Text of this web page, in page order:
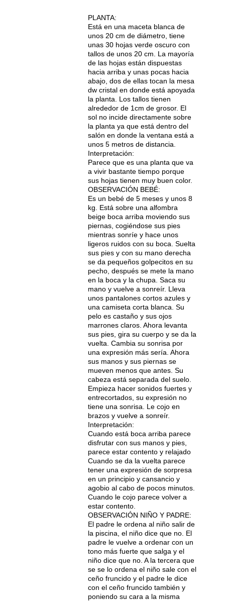
PLANTA:
Está en una maceta blanca de
unos 20 cm de diámetro, tiene
unas 30 hojas verde oscuro con
tallos de unos 20 cm. La mayoría
de las hojas están dispuestas
hacia arriba y unas pocas hacia
abajo, dos de ellas tocan la mesa
dw cristal en donde está apoyada
la planta. Los tallos tienen
alrededor de 1cm de grosor. El
sol no incide directamente sobre
la planta ya que está dentro del
salón en donde la ventana está a
unos 5 metros de distancia.
Interpretación:
Parece que es una planta que va
a vivir bastante tiempo porque
sus hojas tienen muy buen color.
OBSERVACIÓN BEBÉ:
Es un bebé de 5 meses y unos 8
kg. Está sobre una alfombra
beige boca arriba moviendo sus
piernas, cogiéndose sus pies
mientras sonríe y hace unos
ligeros ruidos con su boca. Suelta
sus pies y con su mano derecha
se da pequeños golpecitos en su
pecho, después se mete la mano
en la boca y la chupa. Saca su
mano y vuelve a sonreír. Lleva
unos pantalones cortos azules y
una camiseta corta blanca. Su
pelo es castaño y sus ojos
marrones claros. Ahora levanta
sus pies, gira su cuerpo y se da la
vuelta. Cambia su sonrisa por
una expresión más sería. Ahora
sus manos y sus piernas se
mueven menos que antes. Su
cabeza está separada del suelo.
Empieza hacer sonidos fuertes y
entrecortados, su expresión no
tiene una sonrisa. Le cojo en
brazos y vuelve a sonreír.
Interpretación:
Cuando está boca arriba parece
disfrutar con sus manos y pies,
parece estar contento y relajado
Cuando se da la vuelta parece
tener una expresión de sorpresa
en un principio y cansancio y
agobio al cabo de pocos minutos.
Cuando le cojo parece volver a
estar contento.
OBSERVACIÓN NIÑO Y PADRE:
El padre le ordena al niño salir de
la piscina, el niño dice que no. El
padre le vuelve a ordenar con un
tono más fuerte que salga y el
niño dice que no. A la tercera que
se se lo ordena el niño sale con el
ceño fruncido y el padre le dice
con el ceño fruncido también y
poniendo su cara a la misma